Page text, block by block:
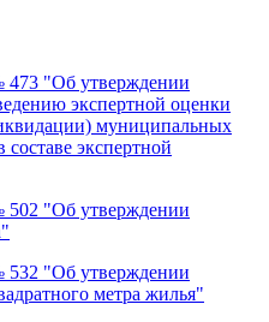
473 "Об утверждении
экспертной оценки
муниципальных
экспертной
502 "Об утверждении
532 "Об утверждении
метра жилья"